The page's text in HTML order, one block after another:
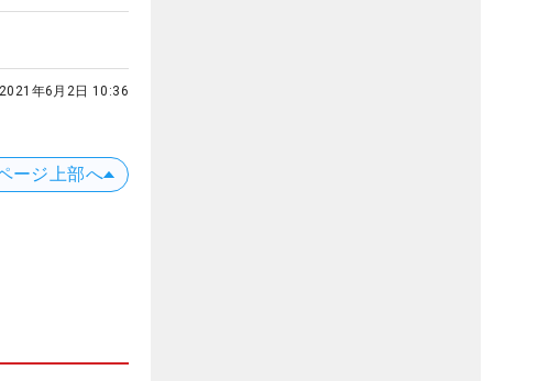
2021年6月2日 10:36
ージ上部へ